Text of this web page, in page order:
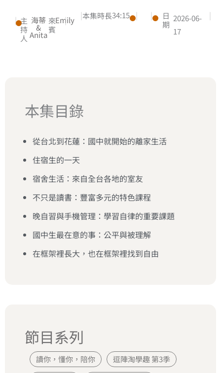
| 主
持
人
海蒂
&
Anita
來
賓
Emily
| |本集時長34:15 | |
日
期
2026-06-
17
|
本集目錄
從台北到花蓮：國中就開始的離家生活
住宿生的一天
宿舍生活：來自全台各地的室友
不只是讀書：豐富多元的特色課程
晚自習與手機管理：學習自律的重要課題
國中生最在意的事：公平與被理解
在框架裡長大，也在框架裡找到自由
節目系列
讀你，懂你，陪你
逗陣淘學趣 第3季